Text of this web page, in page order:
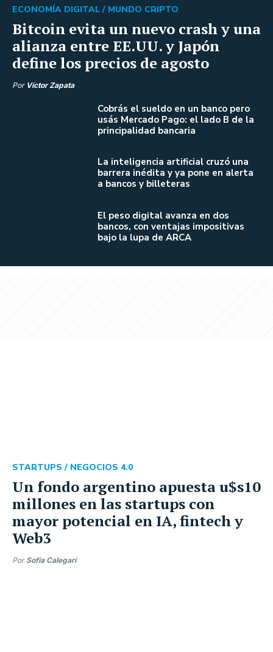
Bitcoin evita un nuevo crash y una
alianza entre EE.UU. y Japón
define los precios de agosto
ECONOMÍA DIGITAL / MUNDO CRIPTO
Por Víctor Zapata
Cobrás el sueldo en un banco pero
usás Mercado Pago: el lado B de la
principalidad bancaria
La inteligencia artificial cruzó una
barrera inédita y ya pone en alerta
a bancos y billeteras
El peso digital avanza en dos
bancos, con ventajas impositivas
bajo la lupa de ARCA
Un fondo argentino apuesta u$s10
millones en las startups con
mayor potencial en IA, fintech y
Web3
STARTUPS / NEGOCIOS 4.0
Por Sofia Calegari